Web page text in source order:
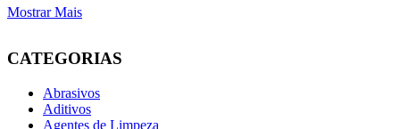
Mostrar Mais
CATEGORIAS
Abrasivos
Aditivos
Agentes de Limpeza